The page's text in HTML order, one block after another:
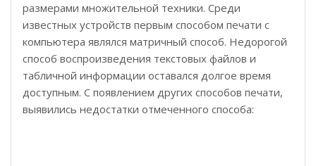
размерами множительной техники. Среди
известных устройств первым способом печати с
компьютера являлся матричный способ. Недорогой
способ воспроизведения текстовых файлов и
табличной информации оставался долгое время
доступным. С появлением других способов печати,
выявились недостатки отмеченного способа: